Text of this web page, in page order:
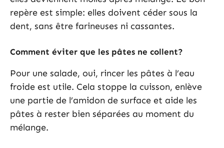
repère est simple: elles doivent céder sous la
dent, sans être farineuses ni cassantes.
Comment éviter que les pâtes ne collent?
Pour une salade, oui, rincer les pâtes à l’eau
froide est utile. Cela stoppe la cuisson, enlève
une partie de l’amidon de surface et aide les
pâtes à rester bien séparées au moment du
mélange.